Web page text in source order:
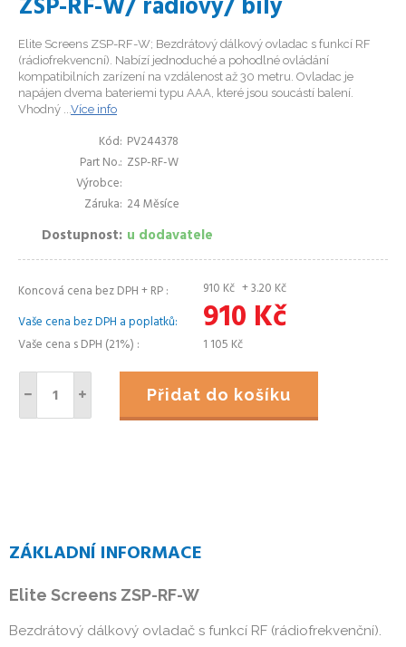
ZSP-RF-W/ rádiový/ bílý
Elite Screens ZSP-RF-W; Bezdrátový dálkový ovladac s funkcí RF
(rádiofrekvencní). Nabízí jednoduché a pohodlné ovládání
kompatibilních zarízení na vzdálenost až 30 metru. Ovladac je
napájen dvema bateriemi typu AAA, které jsou soucástí balení.
Vhodný ...Více info
Kód PV244378
Part No. ZSP-RF-W
Výrobce
Záruka 24 Měsíce
Dostupnost u dodavatele
Koncová cena bez DPH + RP 910 Kč + 3.20 Kč
Vaše cena bez DPH a poplatků
910 Kč
Vaše cena s DPH (21%) 1 105 Kč
Přidat do košíku
ZÁKLADNÍ INFORMACE
Elite Screens ZSP-RF-W
Bezdrátový dálkový ovladač s funkcí RF (rádiofrekvenční).